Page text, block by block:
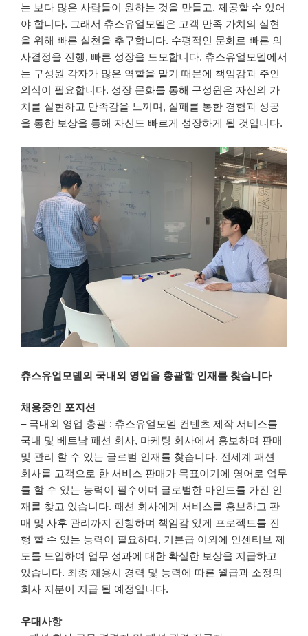
는 보다 많은 사람들이 원하는 것을 만들고, 제공할 수 있어
야 합니다. 그래서 츄스유얼모델은 고객 만족 가치의 실현
을 위해 빠른 실천을 추구합니다. 수평적인 문화로 빠른 의
사결정을 진행, 빠른 성장을 도모합니다. 츄스유얼모델에서
는 구성원 각자가 많은 역할을 맡기 때문에 책임감과 주인
의식이 필요합니다. 성장 문화를 통해 구성원은 자신의 가
치를 실현하고 만족감을 느끼며, 실패를 통한 경험과 성공
을 통한 보상을 통해 자신도 빠르게 성장하게 될 것입니다.
츄스유얼모델의 국내외 영업을 총괄할 인재를 찾습니다
채용중인 포지션
– 국내외 영업 총괄 : 츄스유얼모델 컨텐츠 제작 서비스를
국내 및 베트남 패션 회사, 마케팅 회사에서 홍보하며 판매
및 관리 할 수 있는 글로벌 인재를 찾습니다. 전세계 패션
회사를 고객으로 한 서비스 판매가 목표이기에 영어로 업무
를 할 수 있는 능력이 필수이며 글로벌한 마인드를 가진 인
재를 찾고 있습니다. 패션 회사에게 서비스를 홍보하고 판
매 및 사후 관리까지 진행하며 책임감 있게 프로젝트를 진
행 할 수 있는 능력이 필요하며, 기본급 이외에 인센티브 제
도를 도입하여 업무 성과에 대한 확실한 보상을 지급하고
있습니다. 최종 채용시 경력 및 능력에 따른 월급과 소정의
회사 지분이 지급 될 예정입니다.
우대사항